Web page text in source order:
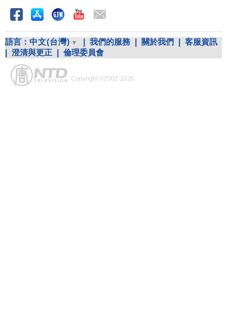
語言： 中文(台灣) 我們的服務 關於我們
客服資訊
澄清與更正 倫理委員會
Copyright ©2002-2025